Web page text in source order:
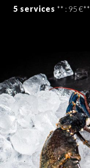
5 services ** : 95 €**